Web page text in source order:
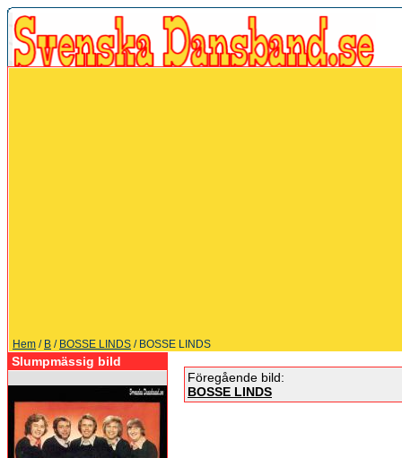
Hem / B / BOSSE LINDS / BOSSE LINDS
Slumpmässig bild
Föregående bild:
BOSSE LINDS